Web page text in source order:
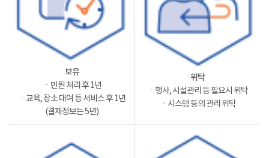
보유
ㆍ민원 처리 후 1년
ㆍ교육, 장소 대여 등 서비스 후 1년
(결재정보는 5년)
위탁
ㆍ행사, 시설관리 등 필요시 위탁
ㆍ시스템 등의 관리 위탁